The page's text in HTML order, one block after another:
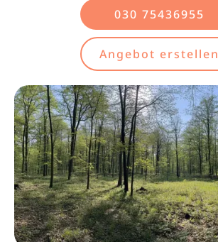
030 75436955
Angebot erstellen